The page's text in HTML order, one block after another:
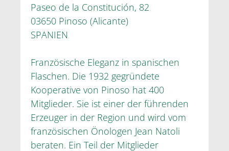
Paseo de la Constitución, 82
03650 Pinoso (Alicante)
SPANIEN
Französische Eleganz in spanischen
Flaschen. Die 1932 gegründete
Kooperative von Pinoso hat 400
Mitglieder. Sie ist einer der führenden
Erzeuger in der Region und wird vom
französischen Önologen Jean Natoli
beraten. Ein Teil der Mitglieder